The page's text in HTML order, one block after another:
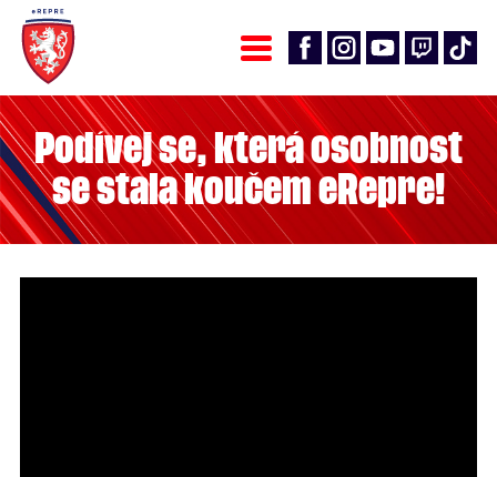
Podívej se, která osobnost
se stala koučem eRepre!